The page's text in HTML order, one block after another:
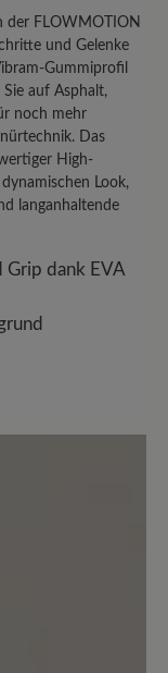
der FLOWMOTION
und Gelenke
Gummiprofil
auf Asphalt,
noch mehr
Das
High-
Look,
langanhaltende
Grip dank EVA